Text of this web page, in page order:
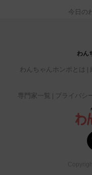
今日の
わん
わんちゃんホンポとは
専門家一覧
プライバシ